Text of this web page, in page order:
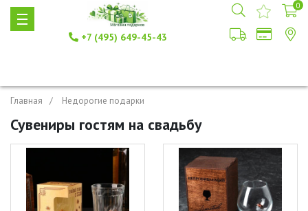
+7 (495) 649-45-43
0
Главная Недорогие подарки
Сувениры гостям на свадьбу